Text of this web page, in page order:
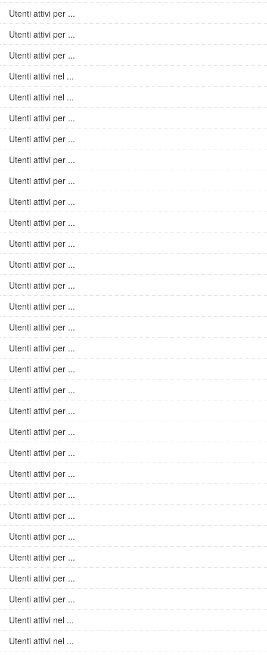
Utenti attivi per ...
Utenti attivi per ...
Utenti attivi per ...
Utenti attivi nel ...
Utenti attivi nel ...
Utenti attivi per ...
Utenti attivi per ...
Utenti attivi per ...
Utenti attivi per ...
Utenti attivi per ...
Utenti attivi per ...
Utenti attivi per ...
Utenti attivi per ...
Utenti attivi per ...
Utenti attivi per ...
Utenti attivi per ...
Utenti attivi per ...
Utenti attivi per ...
Utenti attivi per ...
Utenti attivi per ...
Utenti attivi per ...
Utenti attivi per ...
Utenti attivi per ...
Utenti attivi per ...
Utenti attivi per ...
Utenti attivi per ...
Utenti attivi per ...
Utenti attivi per ...
Utenti attivi per ...
Utenti attivi nel ...
Utenti attivi nel ...